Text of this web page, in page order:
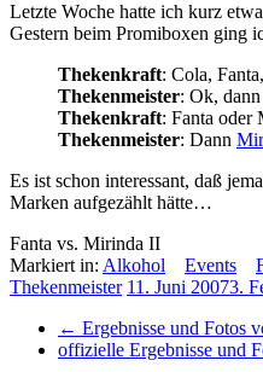
Letzte Woche hatte ich kurz
Gestern beim Promiboxen ging
Thekenkraft: Cola,
Thekenmeister: Ok, dann
Thekenkraft: Fanta oder
Thekenmeister: Dann
Es ist schon interessant, daß
Marken aufgezählt hätte…
Fanta vs. Mirinda II
Markiert in: Alkohol Events
Thekenmeister 11. Juni 20073.
← Ergebnisse und Fotos
offizielle Ergebnisse und